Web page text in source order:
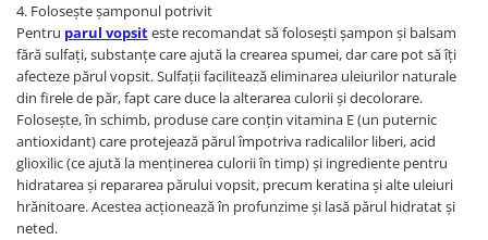
4. Folosește șamponul potrivit
Pentru parul vopsiteste recomandat să folosești șampon și balsam
fără sulfați, substanțe care ajută la crearea spumei, dar care pot să îți
afecteze părul vopsit. Sulfații facilitează eliminarea uleiurilor naturale
din firele de păr, fapt care duce la alterarea culorii și decolorare.
Folosește, în schimb, produse care conțin vitamina E (un puternic
antioxidant) care protejează părul împotriva radicalilor liberi, acid
glioxilic (ce ajută la menținerea culorii în timp) și ingrediente pentru
hidratarea și repararea părului vopsit, precum keratina și alte uleiuri
hrănitoare. Acestea acționează în profunzime și lasă părul hidratat și
neted.